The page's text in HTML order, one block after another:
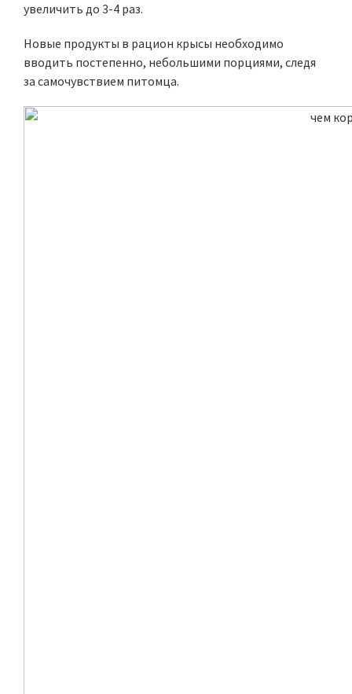
увеличить до 3-4 раз.
Новые продукты в рацион крысы необходимо
вводить постепенно, небольшими порциями, следя
за самочувствием питомца.